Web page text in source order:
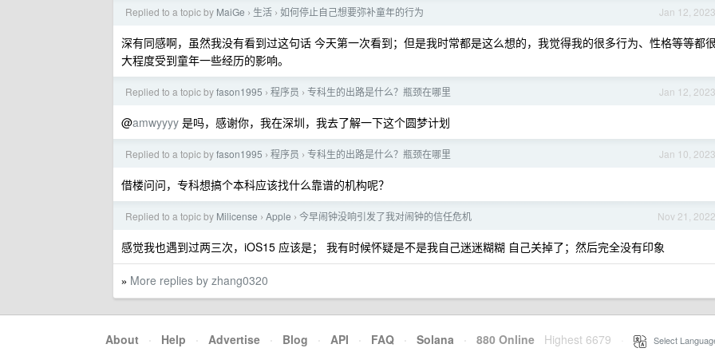
Jan 12, 2023
Replied to a topic by MaiGe › 生活 › 如何停止自己想要弥补童年的行为
深有同感啊，虽然我没有看到过这句话 今天第一次看到；但是我时常都是这么想的，我觉得我的很多行为、性格等等都很
大程度受到童年一些经历的影响。
Jan 12, 2023
Replied to a topic byfason1995 › 程序员 › 专科生的出路是什么？瓶颈在哪里
@amwyyyy 是吗，感谢你，我在深圳，我去了解一下这个圆梦计划
Jan 10, 2023
Replied to a topic byfason1995 › 程序员 › 专科生的出路是什么？瓶颈在哪里
借楼问问，专科想搞个本科应该找什么靠谱的机构呢？
Nov 21, 2022
Replied to a topic by Milicense › Apple › 今早闹钟没响引发了我对闹钟的信任危机
感觉我也遇到过两三次，iOS15 应该是； 我有时候怀疑是不是我自己迷迷糊糊 自己关掉了；然后完全没有印象
» More replies by zhang0320
About · Help · Advertise · Blog · API · FAQ · Solana · 880 Online Highest 6679 Select